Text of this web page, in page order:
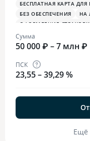
БЕСПЛАТНАЯ КАРТА
БЕЗ ОБЕСПЕЧЕНИЯ
НА
ОФОРМЛЕНИЕ
Сумма
50 000 ₽ – 7 млн ₽
ПСК
23,55 – 39,29 %
Ещё